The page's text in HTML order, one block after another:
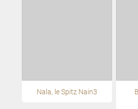
Nala, le Spitz Nain3